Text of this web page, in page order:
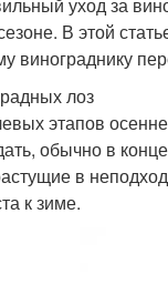
В этой
винограднику
лоз
этапов
обычно в
в
к зиме.